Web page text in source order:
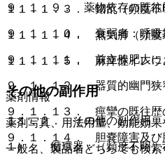
９．１．９． 薬物依存の既往
９．１．１０． 衰弱者：呼吸
９．１．１１． 前立腺肥大に
９．１．１２． 器質的幽門狭
９．１．１３． 痙攣の既往歴
９．１．１４． 胆嚢障害及び
１１．１．３． 錯乱（頻度不
１１．１．４． 無気肺（頻度
１１．１．５． 麻痺性イレウ
その他の副作用
１１．２． その他の副作用
１）． 循環器：（頻度不明）
薬剤情報
薬剤写真、用法用量、効能効
一般名、製品名どちらでも検索